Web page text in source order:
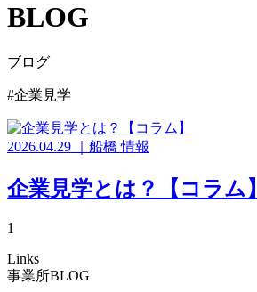
BLOG
ブログ
#企業見学
2026.04.29 船橋 情報
企業見学とは？【コラム】
1
Links
事業所BLOG